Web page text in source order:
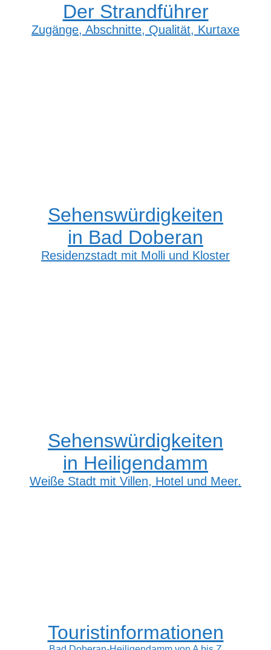
Der Strandführer
Zugänge, Abschnitte, Qualität, Kurtaxe
Sehenswürdigkeiten
in Bad Doberan
Residenzstadt mit Molli und Kloster
Sehenswürdigkeiten
in Heiligendamm
Weiße Stadt mit Villen, Hotel und Meer.
Touristinformationen